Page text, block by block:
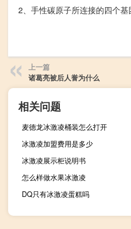
2、手性碳原子所连接的四个基
上一篇
诸葛亮被后人誉为什么
相关问题
麦德龙冰激凌桶装怎么打开
冰激凌加盟费用是多少
冰激凌展示柜说明书
怎么样做水果冰激凌
DQ只有冰激凌蛋糕吗